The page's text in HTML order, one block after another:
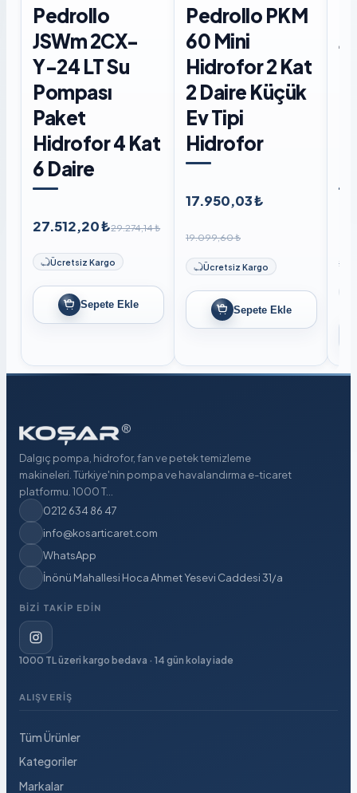
Pedrollo
JSWm 2CX-
Y-24 LT Su
Pompası
Paket
Hidrofor 4 Kat
6 Daire
27.512,20 ₺29.274,14 ₺
Ücretsiz Kargo
Sepete Ekle
Pedrollo PKM
60 Mini
Hidrofor 2 Kat
2 Daire Küçük
Ev Tipi
Hidrofor
17.950,03 ₺
19.099,60 ₺
Ücretsiz Kargo
Sepete Ekle
Dalgıç pompa, hidrofor, fan ve petek temizleme
makineleri. Türkiye'nin pompa ve havalandırma e-ticaret
platformu. 1000 T...
0212 634 86 47
info@kosarticaret.com
WhatsApp
İnönü Mahallesi Hoca Ahmet Yesevi Caddesi 31/a
BIZI TAKIP EDIN
1000 TL üzeri kargo bedava · 14 gün kolay iade
ALIŞVERIŞ
Tüm Ürünler
Kategoriler
Markalar